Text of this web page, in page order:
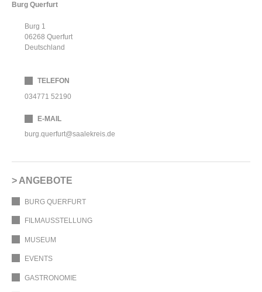
Burg Querfurt
Burg 1
06268 Querfurt
Deutschland
TELEFON
034771 52190
E-MAIL
burg.querfurt@saalekreis.de
ANGEBOTE
BURG QUERFURT
FILMAUSSTELLUNG
MUSEUM
EVENTS
GASTRONOMIE